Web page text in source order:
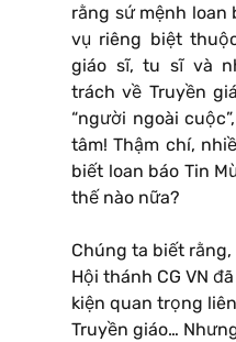
rằng sứ mệnh loan
vụ riêng biệt
giáo sĩ, tu sĩ và
trách về Truyền
“người ngoài
tâm! Thậm chí,
biết loan báo Tin
thế nào nữa?
Chúng ta biết rằng,
Hội thánh CG VN
kiện quan trọng
Truyền giáo…